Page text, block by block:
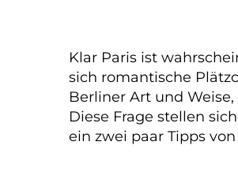
Klar Paris ist
sich romantische
Berliner Art und
Diese Frage stellen
ein zwei paar Tipps